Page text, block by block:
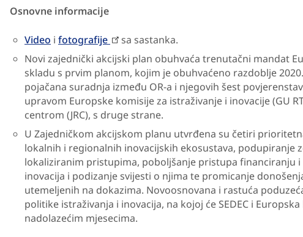
Osnovne informacije
Video i fotografije
sa sastanka.
Novi zajednički akcijski plan obuhvaća trenutačni mandat
skladu s prvim planom, kojim je obuhvaćeno razdoblje
pojačana suradnja između OR-a i njegovih šest
upravom Europske komisije za istraživanje i inovacije (GU
centrom (JRC), s druge strane.
U Zajedničkom akcijskom planu utvrđena su četiri
lokalnih i regionalnih inovacijskih ekosustava, podupiranje
lokaliziranim pristupima, poboljšanje pristupa financiranju
inovacija i podizanje svijesti o njima te promicanje
utemeljenih na dokazima. Novoosnovana i rastuća
politike istraživanja i inovacija, na kojoj će SEDEC i
nadolazećim mjesecima.